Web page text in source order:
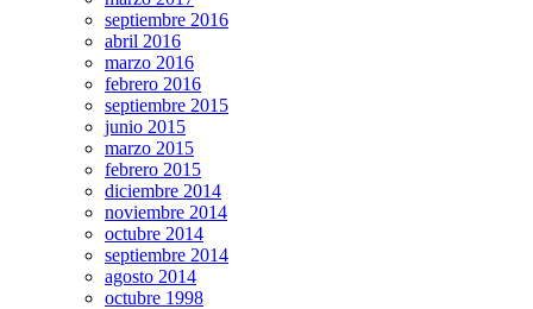
septiembre 2016
abril 2016
marzo 2016
febrero 2016
septiembre 2015
junio 2015
marzo 2015
febrero 2015
diciembre 2014
noviembre 2014
octubre 2014
septiembre 2014
agosto 2014
octubre 1998